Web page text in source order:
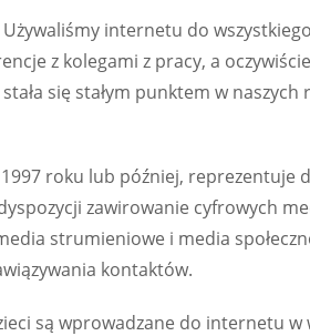
Używaliśmy internetu do
z kolegami z pracy, a
się stałym punktem w
roku lub później, reprezentuje
zawirowanie cyfrowych
strumieniowe i media
kontaktów.
są wprowadzane do internetu